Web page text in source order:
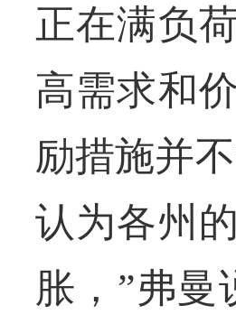
正在满负
高需求和
励措施并
认为各州
胀，”弗曼